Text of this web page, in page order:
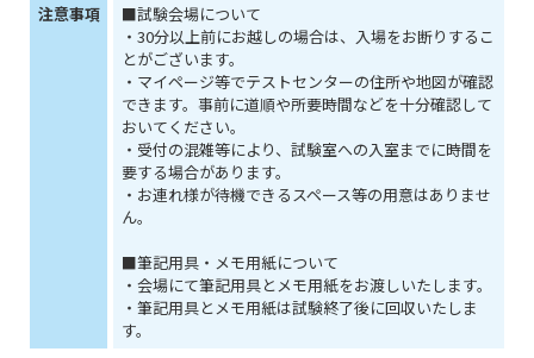
注意事項
■試験会場について
・30分以上前にお越しの場合は、入場をお断りするこ
とがございます。
・マイページ等でテストセンターの住所や地図が確認
できます。事前に道順や所要時間などを十分確認して
おいてください。
・受付の混雑等により、試験室への入室までに時間を
要する場合があります。
・お連れ様が待機できるスペース等の用意はありませ
ん。
■筆記用具・メモ用紙について
・会場にて筆記用具とメモ用紙をお渡しいたします。
・筆記用具とメモ用紙は試験終了後に回収いたしま
す。